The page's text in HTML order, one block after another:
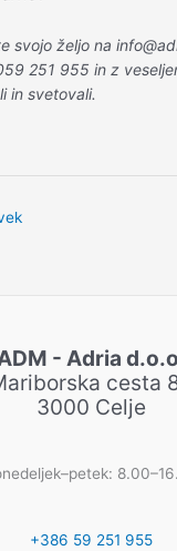
svojo željo na
251 955 in z
in svetovali.
- Adria
cesta
3000 Celje
+386 59 251 955